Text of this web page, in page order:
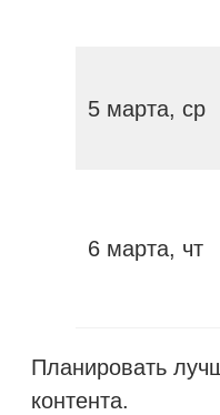
5 марта, ср
6 марта, чт
Планировать
контента.